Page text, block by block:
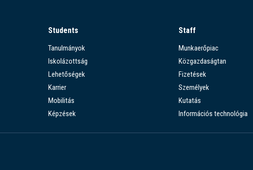
Students
Tanulmányok
Iskolázottság
Lehetőségek
Karrier
Mobilitás
Képzések
Staff
Munkaerőpiac
Közgazdaságtan
Fizetések
Személyek
Kutatás
Információs technológia